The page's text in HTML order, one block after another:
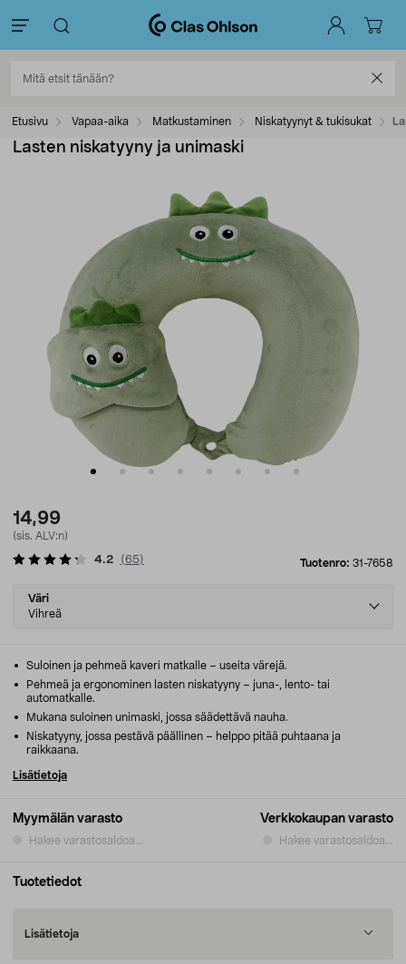
Etusivu Vapaa-aika Matkustaminen Niskatyynyt & tukisukat
Lasten niskatyyny ja unimaski
14,99
(sis. ALV:n)
Tuotenro: 31-7658
4.2 (65)
Select
variant
Väri
Vihreä
Myymälän varasto
Hakee varastosaldoa...
Verkkokaupan varasto
Hakee varastosaldoa...
Suloinen ja pehmeä kaveri matkalle – useita värejä.
Pehmeä ja ergonominen lasten niskatyyny – juna-, lento- tai
automatkalle.
Mukana suloinen unimaski, jossa säädettävä nauha.
Niskatyyny, jossa pestävä päällinen – helppo pitää puhtaana ja
raikkaana.
Lisätietoja
Tuotetiedot
Lisätietoja